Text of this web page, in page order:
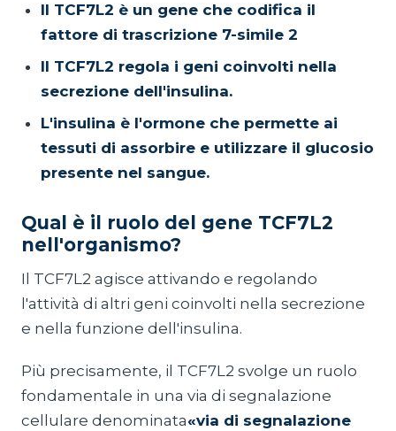
Il TCF7L2 è un gene che codifica il
fattore di trascrizione 7-simile 2
Il TCF7L2 regola i geni coinvolti nella
secrezione dell'insulina.
L'insulina è l'ormone che permette ai
tessuti di assorbire e utilizzare il glucosio
presente nel sangue.
Qual è il ruolo del gene TCF7L2
nell'organismo?
Il TCF7L2 agisce attivando e regolando
l'attività di altri geni coinvolti nella secrezione
e nella funzione dell'insulina.
Più precisamente, il TCF7L2 svolge un ruolo
fondamentale in una via di segnalazione
cellulare denominata«via di segnalazione